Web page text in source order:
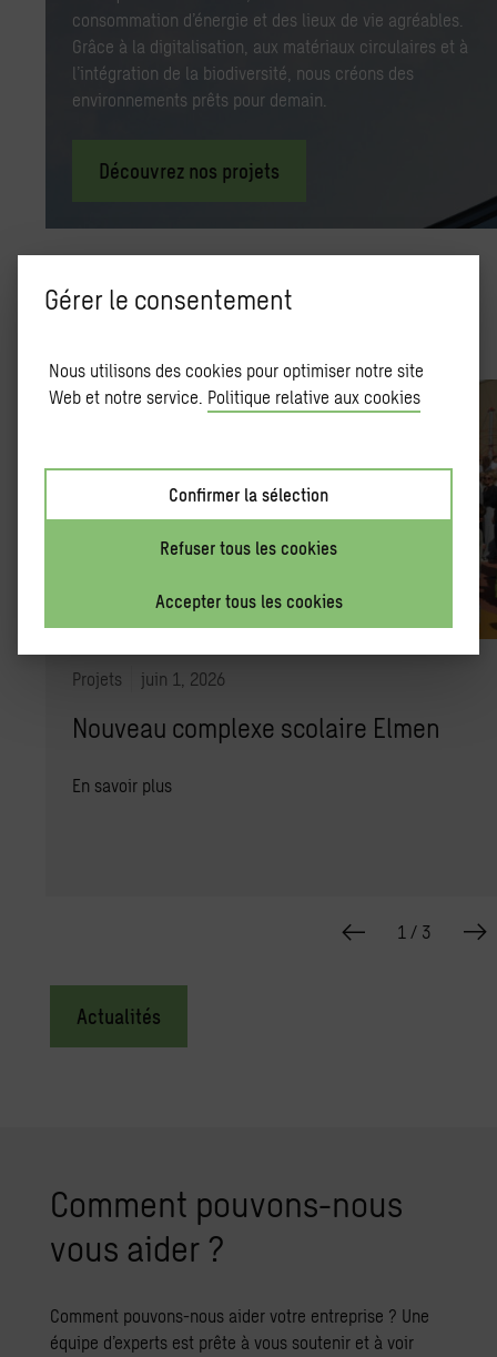
Gérer le consentement
Nous utilisons des cookies pour optimiser notre site
Web et notre service. Politique relative aux cookies
Accepter tous les cookies
Refuser tous les cookies
Confirmer la sélection
consommation d’énergie et des lieux de vie agréables.
Grâce à la digitalisation, aux matériaux circulaires et à
l’intégration de la biodiversité, nous créons des
environnements prêts pour demain.
Découvrez nos projets
Actua­li­tés
Projets juin 1, 2026
Nouveau complexe scolaire Elmen
En savoir plus
1 / 3
Actualités
Com­ment pou­vons-nous
vous aider ?
Comment pouvons-nous aider votre entreprise ? Une
équipe d’experts est prête à vous soutenir et à voir